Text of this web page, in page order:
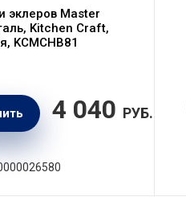
эклеров Master
Kitchen Craft,
KCMCHB81
4 040 РУБ.